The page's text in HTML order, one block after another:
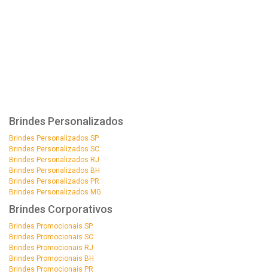
Brindes Personalizados
Brindes Personalizados SP
Brindes Personalizados SC
Brindes Personalizados RJ
Brindes Personalizados BH
Brindes Personalizados PR
Brindes Personalizados MG
Brindes Corporativos
Brindes Promocionais SP
Brindes Promocionais SC
Brindes Promocionais RJ
Brindes Promocionais BH
Brindes Promocionais PR